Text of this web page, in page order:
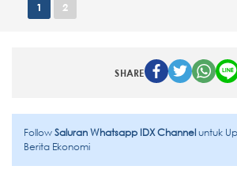
1 2
SHARE
FollowSaluran Whatsapp IDX Channeluntuk
Berita Ekonomi